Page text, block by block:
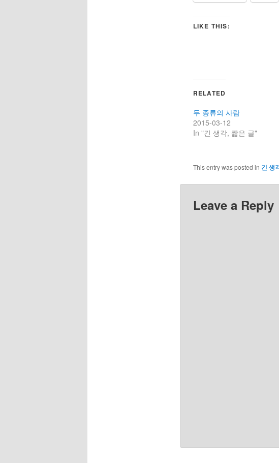
LIKE THIS:
RELATED
두 종류의 사람
2015-03-12
In "긴 생각, 짧은 글"
This entry was posted in 긴 생
Leave a Reply